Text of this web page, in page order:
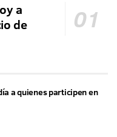
a
de
a quienes participen en